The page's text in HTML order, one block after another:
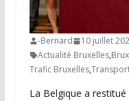
-Bernard 10 juillet
Actualité Bruxelles,
Trafic Bruxelles,
La Belgique a